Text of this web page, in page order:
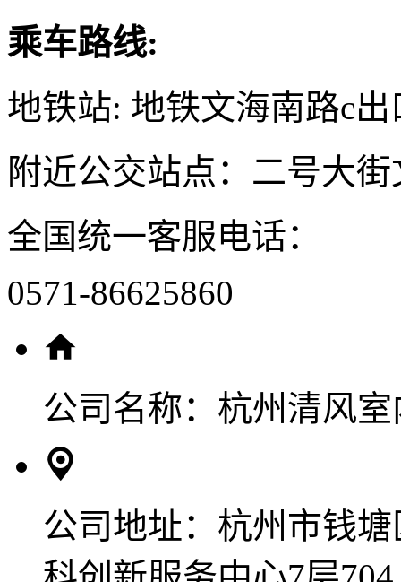
乘车路线:
地铁站: 地铁文海南路c出
附近公交站点：二号大
全国统一客服电话：
0571-86625860
公司名称： 杭州清风
公司地址： 杭州市钱